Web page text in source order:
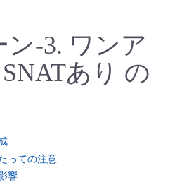
-3. ワンア
あり の
っての注意
響